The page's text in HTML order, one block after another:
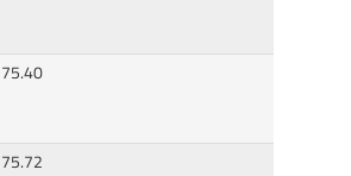
75.40
75.72